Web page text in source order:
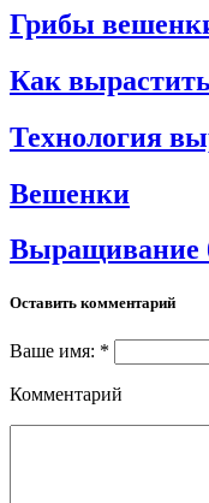
Грибы
Как
Технология
Вешенки
Выращивание
Оставить комментарий
Ваше имя: *
Комментарий